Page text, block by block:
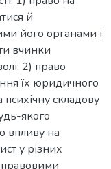
й
його органами і
вчинки
2) право
їх юридичного
психічну складову
якого
впливу на
у різних
правовими